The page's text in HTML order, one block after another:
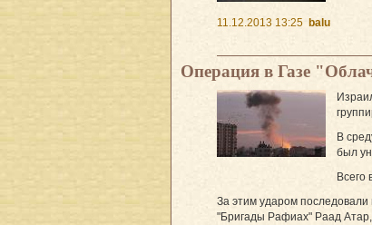
11.12.2013 13:25 balu
Операция в Газе
В
был
Всего
За этим ударом последовали
"Бригады Рафиах" Раад